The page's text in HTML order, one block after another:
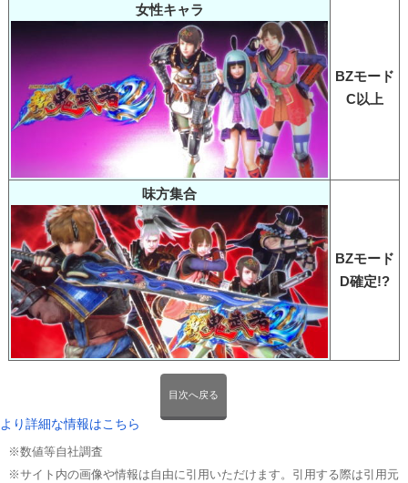
女性キャラ
BZモード
C以上
味方集合
BZモード
D確定!?
より詳細な情報はこちら
目次へ戻る
※数値等自社調査
※サイト内の画像や情報は自由に引用いただけます。引用する際は引用元